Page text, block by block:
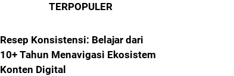
TERPOPULER
Resep Konsistensi: Belajar dari
10+ Tahun Menavigasi Ekosistem
Konten Digital